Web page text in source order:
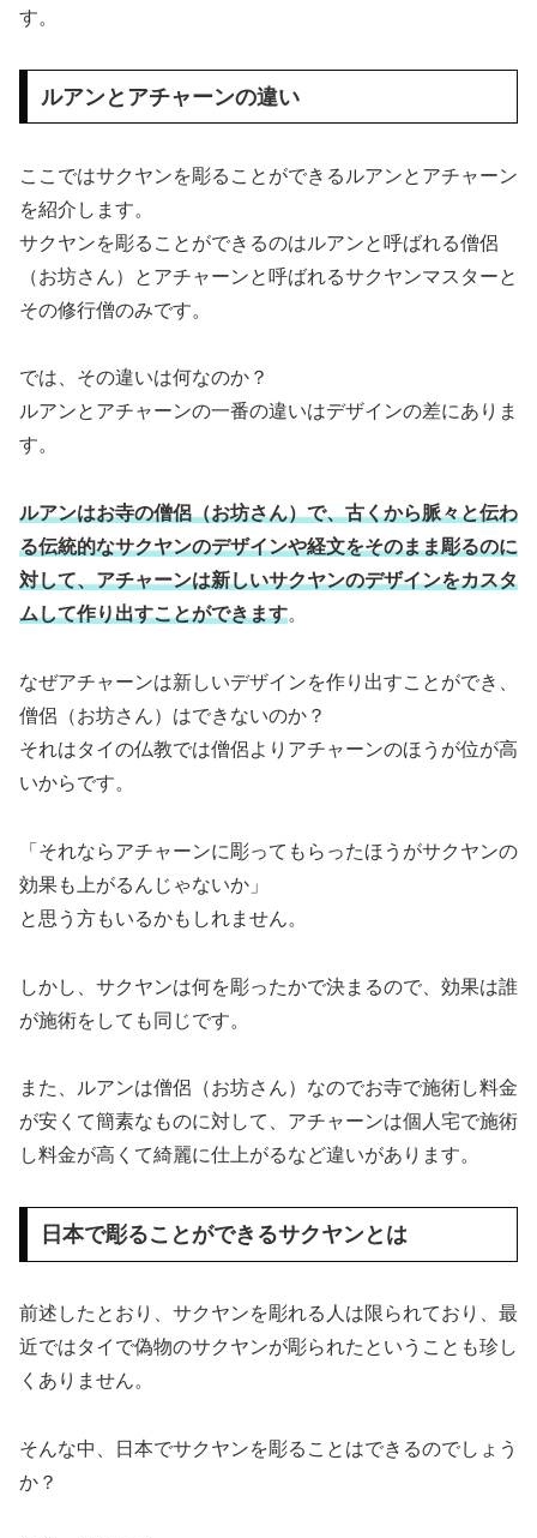
す。
ルアンとアチャーンの違い
ここではサクヤンを彫ることができるルアンとアチャーン
を紹介します。
サクヤンを彫ることができるのはルアンと呼ばれる僧侶
（お坊さん）とアチャーンと呼ばれるサクヤンマスターと
その修行僧のみです。
では、その違いは何なのか？
ルアンとアチャーンの一番の違いはデザインの差にありま
す。
ルアンはお寺の僧侶（お坊さん）で、古くから脈々と伝わ
る伝統的なサクヤンのデザインや経文をそのまま彫るのに
対して、アチャーンは新しいサクヤンのデザインをカスタ
ムして作り出すことができます。
なぜアチャーンは新しいデザインを作り出すことができ、
僧侶（お坊さん）はできないのか？
それはタイの仏教では僧侶よりアチャーンのほうが位が高
いからです。
「それならアチャーンに彫ってもらったほうがサクヤンの
効果も上がるんじゃないか」
と思う方もいるかもしれません。
しかし、サクヤンは何を彫ったかで決まるので、効果は誰
が施術をしても同じです。
また、ルアンは僧侶（お坊さん）なのでお寺で施術し料金
が安くて簡素なものに対して、アチャーンは個人宅で施術
し料金が高くて綺麗に仕上がるなど違いがあります。
日本で彫ることができるサクヤンとは
前述したとおり、サクヤンを彫れる人は限られており、最
近ではタイで偽物のサクヤンが彫られたということも珍し
くありません。
そんな中、日本でサクヤンを彫ることはできるのでしょう
か？